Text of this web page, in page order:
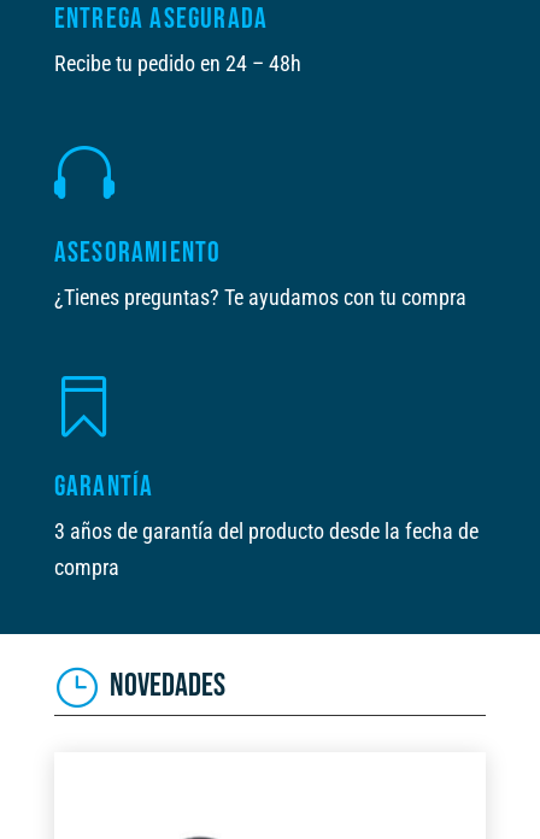
ENTREGA ASEGURADA
Recibe tu pedido en 24 – 48h

ASESORAMIENTO
¿Tienes preguntas? Te ayudamos con tu compra

GARANTÍA
3 años de garantía del producto desde la fecha de
compra
NOVEDADES